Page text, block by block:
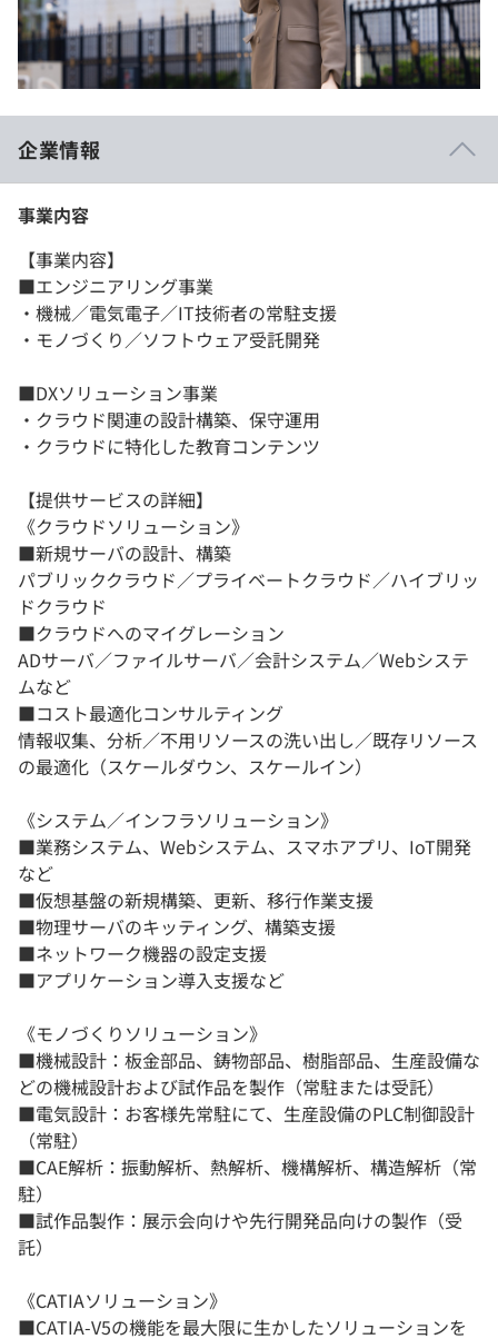
企業情報
事業内容
【事業内容】
■エンジニアリング事業
・機械／電気電子／IT技術者の常駐支援
・モノづくり／ソフトウェア受託開発
■DXソリューション事業
・クラウド関連の設計構築、保守運用
・クラウドに特化した教育コンテンツ
【提供サービスの詳細】
《クラウドソリューション》
■新規サーバの設計、構築
パブリッククラウド／プライベートクラウド／ハイブリッ
ドクラウド
■クラウドへのマイグレーション
ADサーバ／ファイルサーバ／会計システム／Webシステ
ムなど
■コスト最適化コンサルティング
情報収集、分析／不用リソースの洗い出し／既存リソース
の最適化（スケールダウン、スケールイン）
《システム／インフラソリューション》
■業務システム、Webシステム、スマホアプリ、IoT開発
など
■仮想基盤の新規構築、更新、移行作業支援
■物理サーバのキッティング、構築支援
■ネットワーク機器の設定支援
■アプリケーション導入支援など
《モノづくりソリューション》
■機械設計：板金部品、鋳物部品、樹脂部品、生産設備な
どの機械設計および試作品を製作（常駐または受託）
■電気設計：お客様先常駐にて、生産設備のPLC制御設計
（常駐）
■CAE解析：振動解析、熱解析、機構解析、構造解析（常
駐）
■試作品製作：展示会向けや先行開発品向けの製作（受
託）
《CATIAソリューション》
■CATIA-V5の機能を最大限に生かしたソリューションを